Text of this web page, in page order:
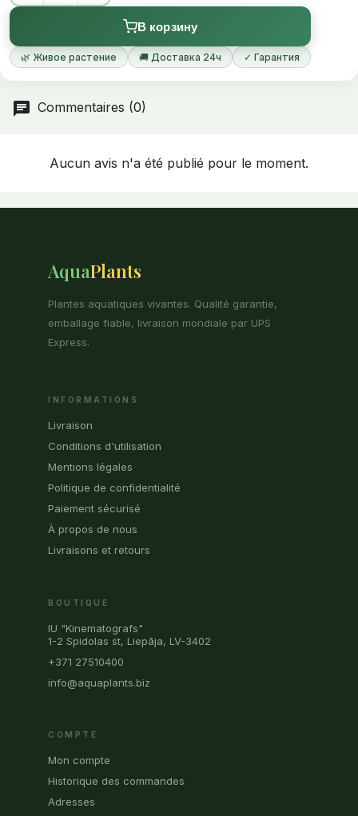
В корзину
🌿 Живое растение 🚚 Доставка 24ч ✓ Гарантия
Commentaires (0)
Aucun avis n'a été publié pour le moment.
AquaPlants
Plantes aquatiques vivantes. Qualité garantie,
emballage fiable, livraison mondiale par UPS
Express.
INFORMATIONS
Livraison
Conditions d'utilisation
Mentions légales
Politique de confidentialité
Paiement sécurisé
À propos de nous
Livraisons et retours
BOUTIQUE
IU "Kinematografs"
1-2 Spidolas st, Liepāja, LV-3402
+371 27510400
info@aquaplants.biz
COMPTE
Mon compte
Historique des commandes
Adresses